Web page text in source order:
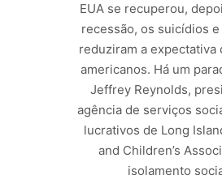
EUA se recuperou,
recessão, os suicídios
reduziram a expectativa
americanos. Há um
Jeffrey Reynolds,
agência de serviços
lucrativos de Long
and Children’s
isolamento